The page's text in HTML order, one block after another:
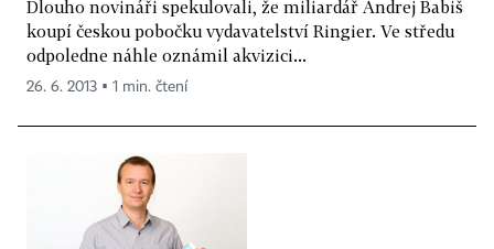
Dlouho novináři spekulovali, že miliardář Andrej Babiš
koupí českou pobočku vydavatelství Ringier. Ve středu
odpoledne náhle oznámil akvizici...
26. 6. 2013 ▪ 1 min. čtení